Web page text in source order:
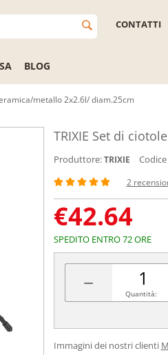
CONTATTI
BLOG
metallo 2x2.6l/ diam.25cm
TRIXIE Set di
Produttore: TRIXIE
2
€42.64
SPEDITO ENTRO 72 ORE
− Quantità:
Immagini dei nostri clienti